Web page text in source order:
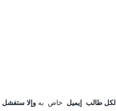
لكل طالب إيميل خاص به وإلا ستفشل